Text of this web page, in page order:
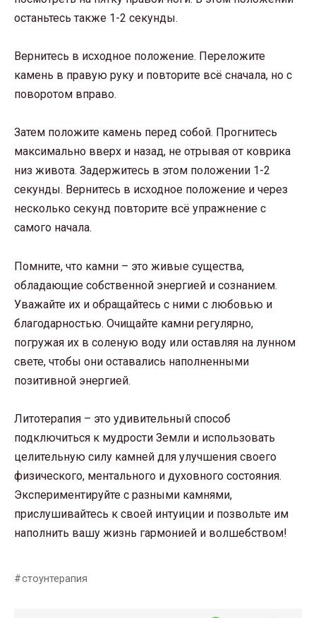
останьтесь также 1-2 секунды.
Вернитесь в исходное положение. Переложите
камень в правую руку и повторите всё сначала, но с
поворотом вправо.
Затем положите камень перед собой. Прогнитесь
максимально вверх и назад, не отрывая от коврика
низ живота. Задержитесь в этом положении 1-2
секунды. Вернитесь в исходное положение и через
несколько секунд повторите всё упражнение с
самого начала.
Помните, что камни – это живые существа,
обладающие собственной энергией и сознанием.
Уважайте их и обращайтесь с ними с любовью и
благодарностью. Очищайте камни регулярно,
погружая их в соленую воду или оставляя на лунном
свете, чтобы они оставались наполненными
позитивной энергией.
Литотерапия – это удивительный способ
подключиться к мудрости Земли и использовать
целительную силу камней для улучшения своего
физического, ментального и духовного состояния.
Экспериментируйте с разными камнями,
прислушивайтесь к своей интуиции и позвольте им
наполнить вашу жизнь гармонией и волшебством!
стоунтерапия